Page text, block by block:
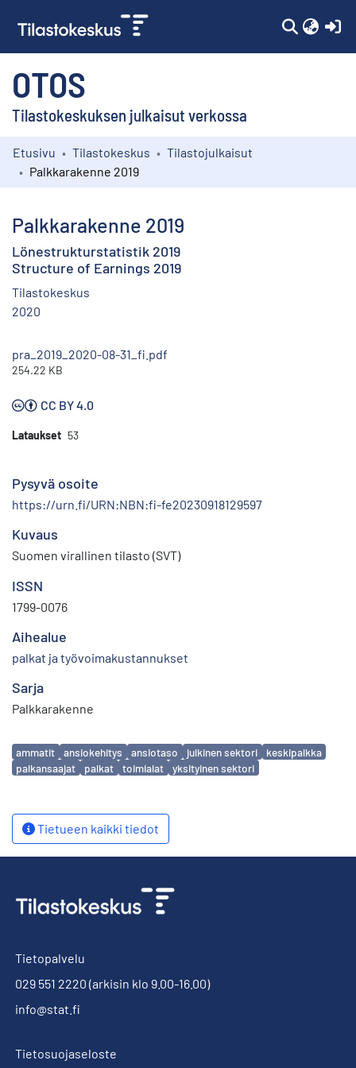
OTOS
Tilastokeskuksen julkaisut verkossa
Kokoelmat
Etusivu Tilastokeskus
Tilastojulkaisut
Palkkarakenne 2019
Palkkarakenne 2019
Lönestrukturstatistik 2019
Structure of Earnings 2019
Tilastokeskus
2020
pra_2019_2020-08-31_fi.pdf
254.22 KB
CC BY 4.0
Lataukset 53
Pysyvä osoite
https://urn.fi/URN:NBN:fi-fe20230918129597
Kuvaus
Suomen virallinen tilasto (SVT)
ISSN
1799-0076
Aihealue
palkat ja työvoimakustannukset
Sarja
Palkkarakenne
Avainsanat
ammatit ansiokehitys ansiotaso julkinen sektori
keskipalkka
palkansaajat
palkat toimialat yksityinen sektori
Tietueen kaikki tiedot
Tietopalvelu
029 551 2220 (arkisin klo 9.00-16.00)
info@stat.fi
Tietosuojaseloste